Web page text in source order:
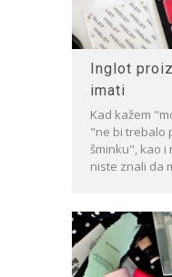
Inglot
imati
Kad kažem
"ne bi trebalo
šminku", kao i
niste znali da